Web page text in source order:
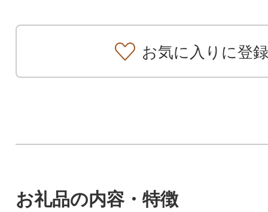
お気に入りに登録
お礼品の内容・特徴